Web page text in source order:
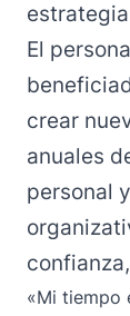
El
crear
anuales
personal
«Mi tiempo